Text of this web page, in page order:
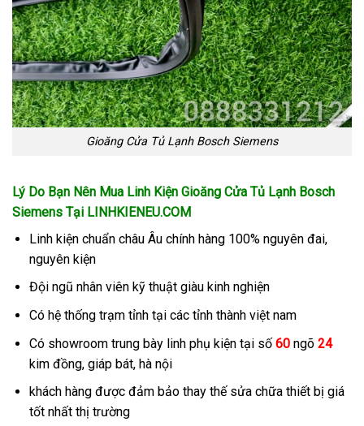
Gioăng Cửa Tủ Lạnh Bosch Siemens
Lý Do Bạn Nên Mua Linh Kiện Gioăng Cửa Tủ Lạnh Bosch
Siemens Tại LINHKIENEU.COM
Linh kiện chuẩn châu Âu chính hàng 100% nguyên đai,
nguyên kiện
Đội ngũ nhân viên kỹ thuật giàu kinh nghiện
Có hệ thống trạm tỉnh tại các tỉnh thành việt nam
Có showroom trung bày linh phụ kiện tại số 60ngõ 24
kim đồng, giáp bát, hà nội
khách hàng được đảm bảo thay thế sửa chữa thiết bị giá
tốt nhất thị trường